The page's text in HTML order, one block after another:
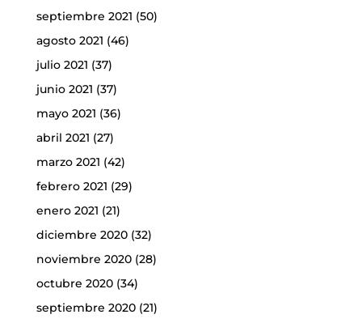
septiembre 2021 (50)
agosto 2021 (46)
julio 2021 (37)
junio 2021 (37)
mayo 2021 (36)
abril 2021 (27)
marzo 2021 (42)
febrero 2021 (29)
enero 2021 (21)
diciembre 2020(32)
noviembre 2020(28)
octubre 2020(34)
septiembre 2020(21)